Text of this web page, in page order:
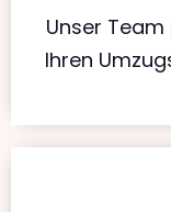
Unser
Ihren